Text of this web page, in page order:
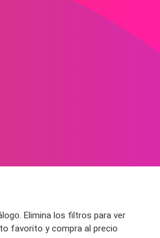
Elimina los filtros para ver
favorito y compra al precio